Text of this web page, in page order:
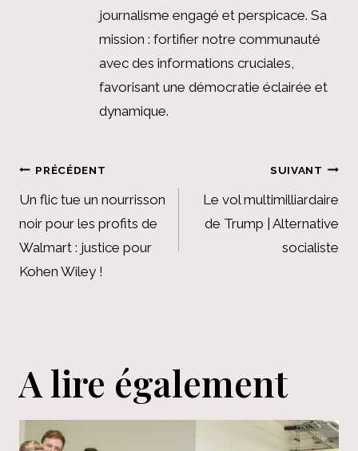
journalisme engagé et perspicace. Sa
mission : fortifier notre communauté
avec des informations cruciales,
favorisant une démocratie éclairée et
dynamique.
Navigation
de
l’article
PRÉCÉDENT
Un flic tue un nourrisson
noir pour les profits de
Walmart : justice pour
Kohen Wiley !
SUIVANT
Le vol multimilliardaire
de Trump | Alternative
socialiste
A lire également